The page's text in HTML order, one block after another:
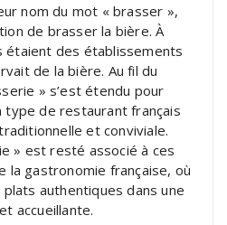
nom du mot « brasser »,
de brasser la bière. À
étaient des établissements
de la bière. Au fil du
» s’est étendu pour
type de restaurant français
et conviviale.
» est resté associé à ces
la gastronomie française, où
authentiques dans une
accueillante.